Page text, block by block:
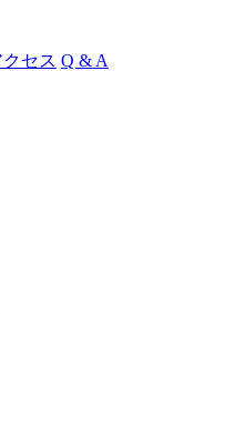
クセス Q & A